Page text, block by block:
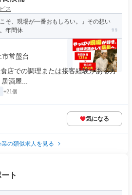
ス
そ、現場が一番おもしろい。」その想い
年間休...
常盤台
店での調理または接客経験がある方
酒屋...
+21個
気になる
業の類似求人を見る
ト